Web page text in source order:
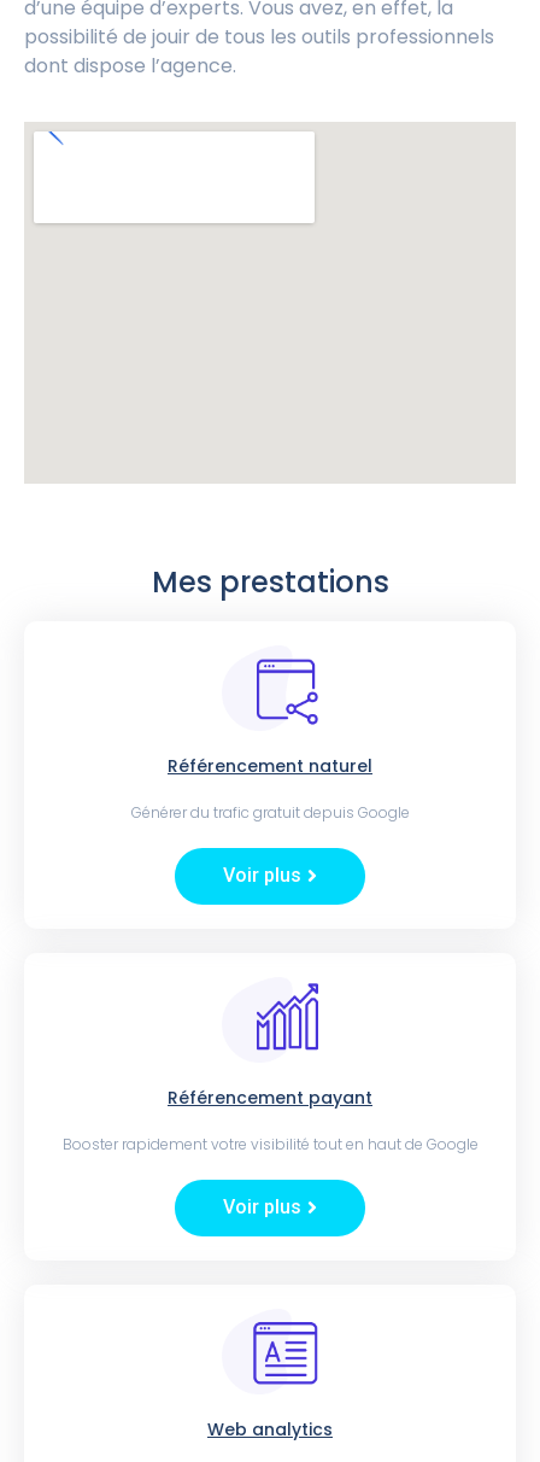
d’une équipe d’experts. Vous avez, en effet, la
possibilité de jouir de tous les outils professionnels
dont dispose l’agence.
Mes prestations
Référencement naturel
Générer du trafic gratuit depuis Google
Voir plus
Référencement payant
Booster rapidement votre visibilité tout en haut de Google
Voir plus
Web analytics